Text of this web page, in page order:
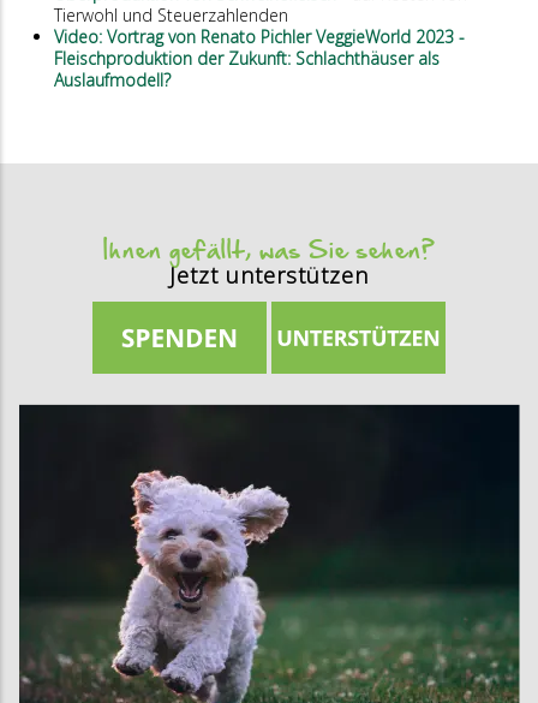
Tierwohl und Steuerzahlenden
Video: Vortrag von Renato Pichler VeggieWorld 2023 -
Fleischproduktion der Zukunft: Schlachthäuser als
Auslaufmodell?
Ihnen gefällt, was Sie sehen?
Jetzt unterstützen